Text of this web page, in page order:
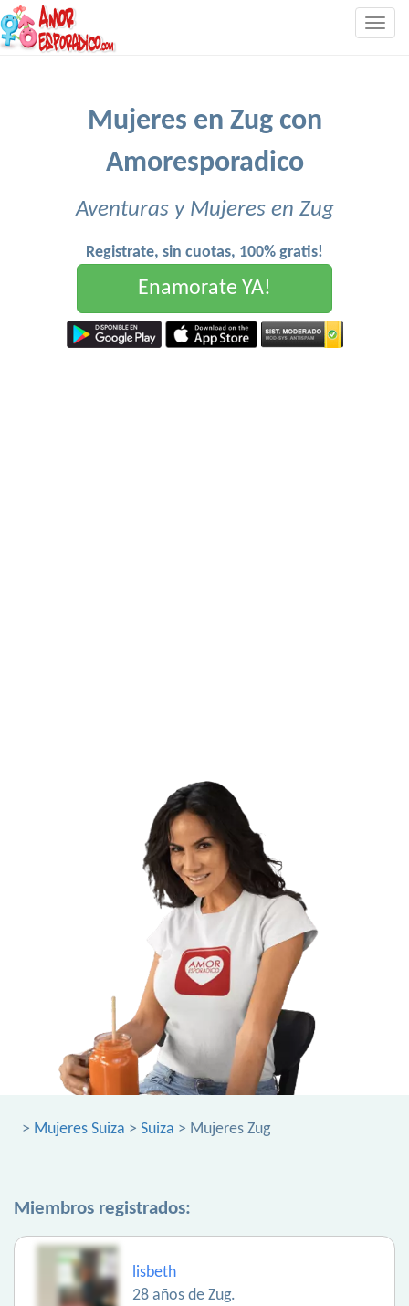
Mujeres en Zug con
Amoresporadico
Aventuras y Mujeres en Zug
Registrate, sin cuotas, 100% gratis!
Enamorate YA!
> Mujeres Suiza > Suiza > Mujeres Zug
Miembros registrados:
lisbeth
28 años de Zug.